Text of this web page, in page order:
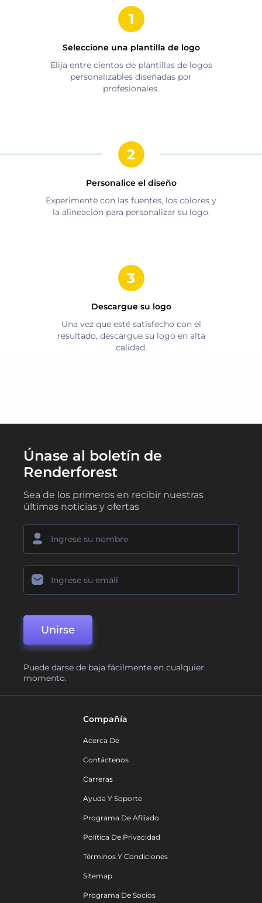
Seleccione una plantilla de logo
Elija entre cientos de plantillas de logos
personalizables diseñadas por
profesionales.
Personalice el diseño
Experimente con las fuentes, los colores y
la alineación para personalizar su logo.
Descargue su logo
Una vez que esté satisfecho con el
resultado, descargue su logo en alta
calidad.
Únase al boletín de
Renderforest
Sea de los primeros en recibir nuestras
últimas noticias y ofertas
Unirse
Puede darse de baja fácilmente en cualquier
momento.
Compañía
Acerca De
Contáctenos
Carreras
Ayuda Y Soporte
Programa De Afiliado
Política De Privacidad
Términos Y Condiciones
Sitemap
Programa De Socios